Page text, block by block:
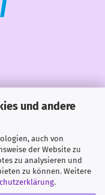
und andere
auch von
der Website zu
zu analysieren und
zu können. Weitere
.